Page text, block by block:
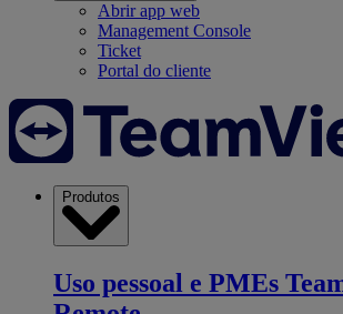
Abrir app web
Management Console
Ticket
Portal do cliente
Produtos
Uso pessoal e PMEs